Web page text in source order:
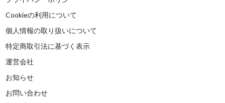
Cookieの利用について
個人情報の取り扱いについて
特定商取引法に基づく表示
運営会社
お知らせ
お問い合わせ